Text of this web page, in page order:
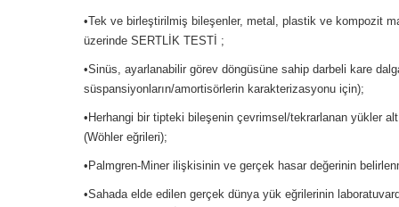
•Tek ve birleştirilmiş bileşenler, metal, plastik ve kompozit
üzerinde SERTLİK TESTİ ;
•Sinüs, ayarlanabilir görev döngüsüne sahip darbeli kare
süspansiyonların/amortisörlerin karakterizasyonu için);
•Herhangi bir tipteki bileşenin çevrimsel/tekrarlanan yükler
(Wöhler eğrileri);
•Palmgren-Miner ilişkisinin ve gerçek hasar değerinin
•Sahada elde edilen gerçek dünya yük eğrilerinin